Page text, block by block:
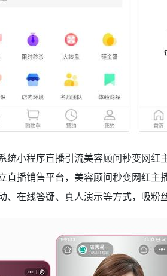
统小程序直播引流美容顾问秒变网
直播销售平台，美容顾问秒变网红
、在线答疑、真人演示等方式，吸粉